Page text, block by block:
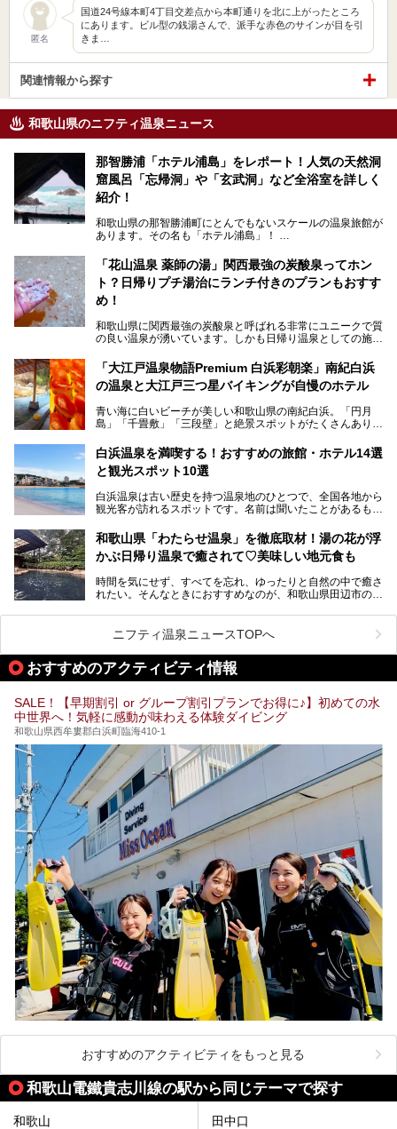
匿名
国道24号線本町4丁目交差点から本町通りを北に上がったところ
にあります。ビル型の銭湯さんで、派手な赤色のサインが目を引
きま…
関連情報から探す
和歌山県のニフティ温泉ニュース
那智勝浦「ホテル浦島」をレポート！人気の天然洞
窟風呂「忘帰洞」や「玄武洞」など全浴室を詳しく
紹介！
和歌山県の那智勝浦町にとんでもないスケールの温泉旅館が
あります。その名も「ホテル浦島」！
泉。日本一長いエスカレーターで「本館」と「山上館」を結
び、海を一望する絶景も。
6ヵ所のお風呂のうち5ヵ所までは日帰り入浴も可。可愛ら
しいカメさんの形の送迎船「浦島丸」に乗っていざ、温泉の
湧く竜宮城へ！
───
提供元：那智勝浦町【PR】
この記事は那智勝浦町のPR記事です。
「花山温泉 薬師の湯」関西最強の炭酸泉ってホン
ト？日帰りプチ湯治にランチ付きのプランもおすす
め！
和歌山県に関西最強の炭酸泉と呼ばれる非常にユニークで質
の良い温泉が湧いています。しかも日帰り温泉としての施設
薬師の湯」。朝一番のお風呂にはパリパリシャリシャリと膜
が張って、それを砕きながら入浴できるとか！
ンチに人気のお食事処メニューも紹介しちゃいます！
「大江戸温泉物語Premium 白浜彩朝楽」南紀白浜
の温泉と大江戸三つ星バイキングが自慢のホテル
青い海に白いビーチが美しい和歌山県の南紀白浜。「円月
島」「千畳敷」「三段壁」と絶景スポットがたくさんありま
場する歴史の古さから日本三古湯の一つにも。
そんな「南紀白浜温泉」の「大江戸温泉物語Premium 白浜
グ」がスタートしました。温泉＆バイキング＆レジャースポ
ットとしてのこのホテルの魅力をたっぷり体験してきたので
───
提供元：大江戸温泉物語ホテルズ＆リゾーツ株式会社【P
この記事は大江戸温泉物語Premium 白浜彩朝楽のPR記事で
す。
白浜温泉を満喫する！おすすめの旅館・ホテル14選
と観光スポット10選
白浜温泉は古い歴史を持つ温泉地のひとつで、全国各地から
観光客が訪れるスポットです。名前は聞いたことがあるもの
か、実は知らない方も多いのではないでしょうか。
そこで今回は、白浜温泉ビギナー向けの基本情報をご紹介し
浜温泉を訪れるなら外せない観光スポットも合わせてご紹介
します。
和歌山県「わたらせ温泉」を徹底取材！湯の花が浮
かぶ日帰り温泉で癒されて♡美味しい地元食も
時間を気にせず、すべてを忘れ、ゆったりと自然の中で癒さ
れたい。そんなときにおすすめなのが、和歌山県田辺市の
の豊かな山々を眺めながら、どんどん期待が膨らみますよ。
「わたらせ温泉」では、温泉に入れるだけではなく、地元の
特産品を使った食事をいただける「露天食堂」でお腹も満た
すことができます。ぜひチェックしてくださいね。
ニフティ温泉ニュースTOPへ
おすすめのアクティビティ情報
SALE！【早期割引 or グループ割引プランでお得に♪】初めての水
中世界へ！気軽に感動が味わえる体験ダイビング
和歌山県西牟婁郡白浜町臨海410-1
おすすめのアクティビティをもっと見る
和歌山電鐵貴志川線の駅から同じテーマで探す
和歌山 田中口